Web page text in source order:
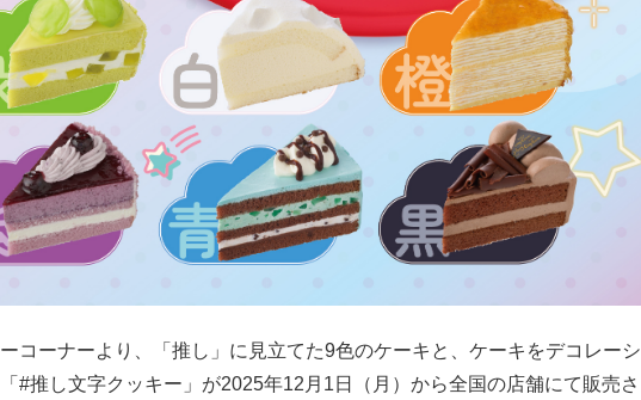
コーナーより、「推し」に見立てた9色のケーキと、ケーキをデコレーシ
#推し文字クッキー」が2025年12月1日（月）から全国の店舗にて販売さ